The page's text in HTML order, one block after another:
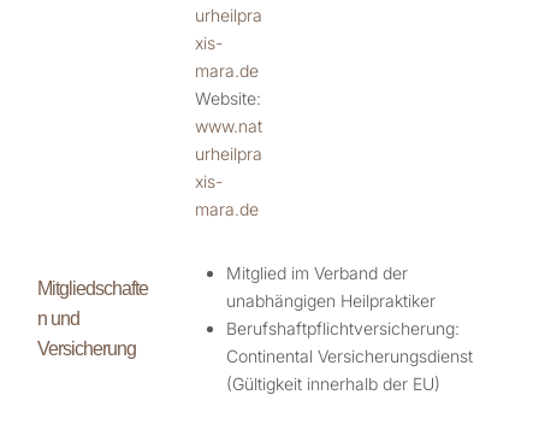
urheilpra
xis-
mara.de
Website:
www.nat
urheilpra
xis-
mara.de
Mitgliedschafte
n und
Versicherung
Mitglied im Verband der
unabhängigen Heilpraktiker
Berufshaftpflichtversicherung:
Continental Versicherungsdienst
(Gültigkeit innerhalb der EU)